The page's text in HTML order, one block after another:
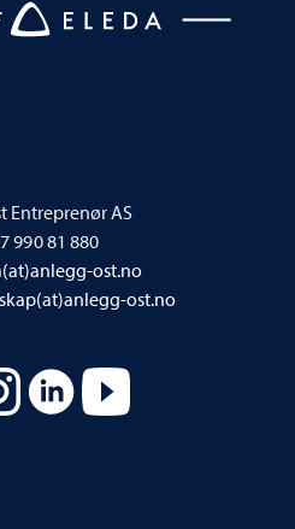
Entreprenør AS
990 81 880
ost.no
ost.no